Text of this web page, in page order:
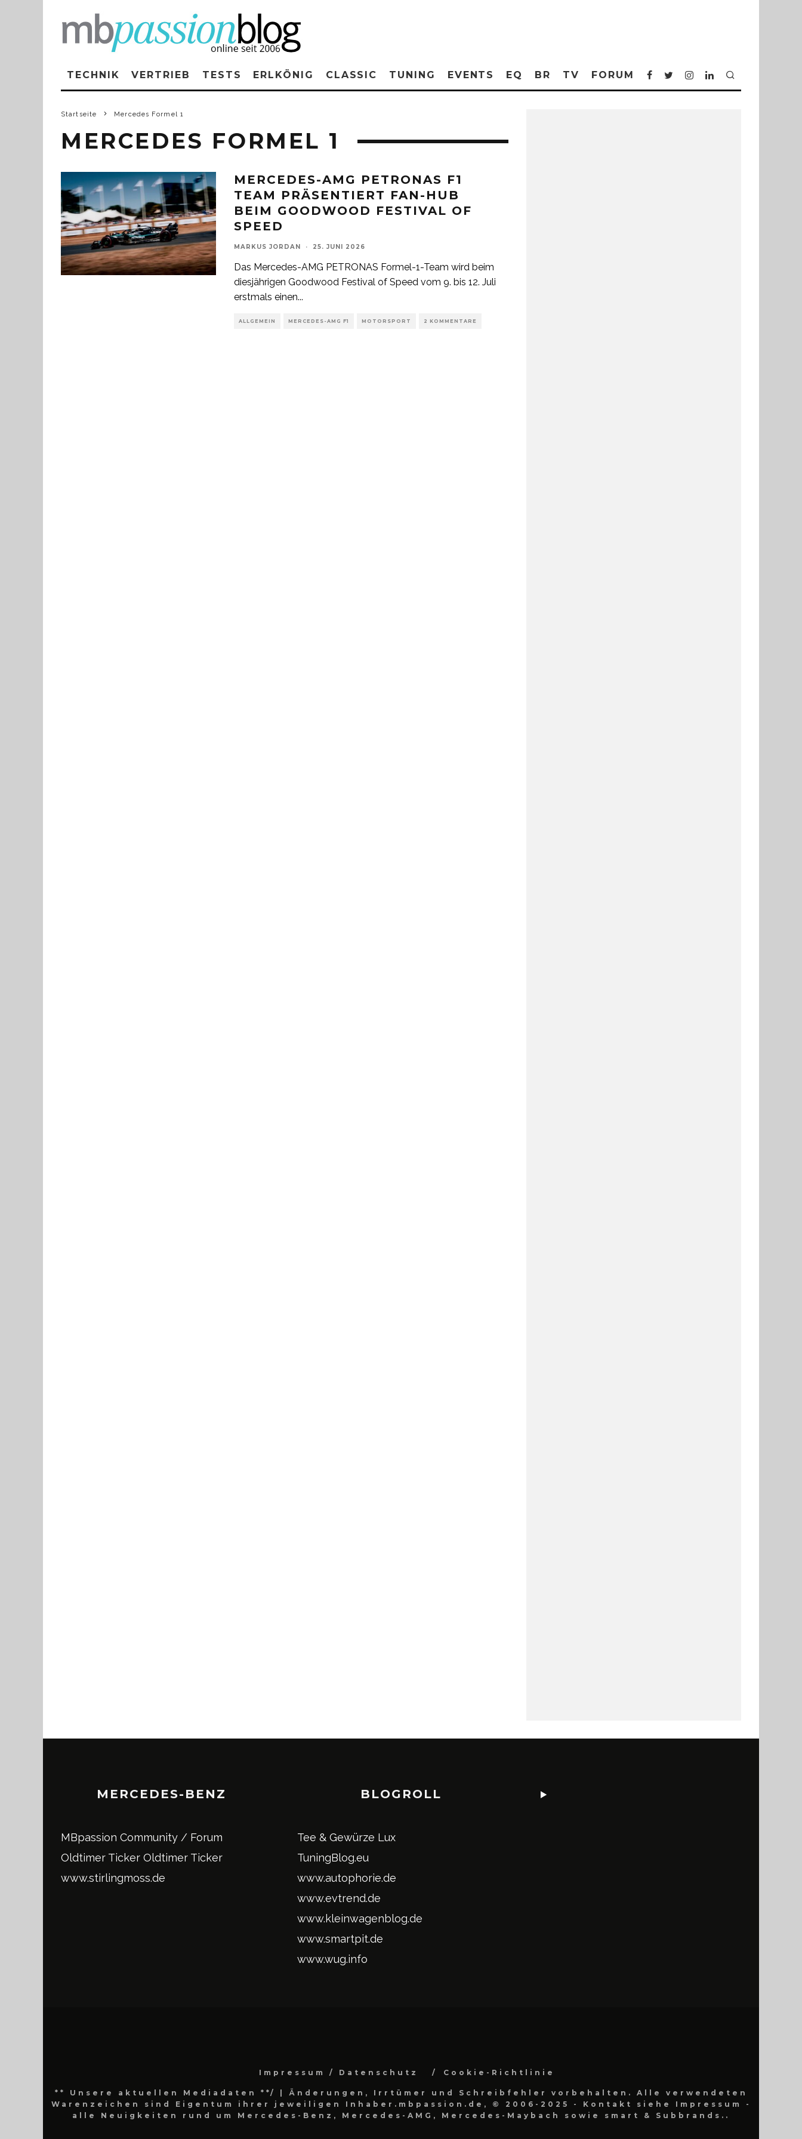
TECHNIK VERTRIEB TESTS ERLKÖNIG CLASSIC TUNING EVENTS EQ BR TV FORUM
Startseite Mercedes Formel 1
MERCEDES FORMEL 1
MERCEDES-AMG PETRONAS F1
TEAM PRÄSENTIERT FAN-HUB
BEIM GOODWOOD FESTIVAL OF
SPEED
MARKUS JORDAN · 25. JUNI 2026
Das Mercedes-AMG PETRONAS Formel-1-Team wird beim
diesjährigen Goodwood Festival of Speed vom 9. bis 12. Juli
erstmals einen...
ALLGEMEIN MERCEDES-AMG F1 MOTORSPORT 2 KOMMENTARE
MERCEDES-BENZ
MBpassion Community / Forum
Oldtimer Ticker Oldtimer Ticker
www.stirlingmoss.de
BLOGROLL
Tee & Gewürze Lux
TuningBlog.eu
www.autophorie.de
www.evtrend.de
www.kleinwagenblog.de
www.smartpit.de
www.wug.info
Impressum / Datenschutz Cookie-Richtlinie
** Unsere aktuellen Mediadaten **/
| Änderungen, Irrtümer und Schreibfehler vorbehalten. Alle verwendeten
Warenzeichen sind Eigentum ihrer jeweiligen Inhaber.mbpassion.de, © 2006-2025 - Kontakt siehe Impressum -
alle Neuigkeiten rund um Mercedes-Benz, Mercedes-AMG, Mercedes-Maybach sowie smart & Subbrands..